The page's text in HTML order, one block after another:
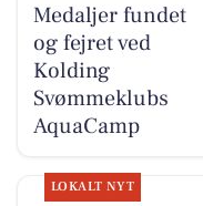
Medaljer fundet
og fejret ved
Kolding
Svømmeklubs
AquaCamp
LOKALT NYT